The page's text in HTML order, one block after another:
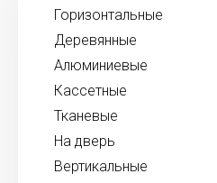
Горизонтальные
Деревянные
Алюминиевые
Кассетные
Тканевые
На дверь
Вертикальные